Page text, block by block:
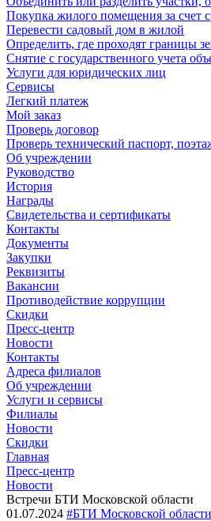
Покупка жилого помещения за счет
Перевести садовый дом в жилой
Определить, где проходят границы
Снятие с государственного учета
Услуги для юридических лиц
Сервисы
Легкий платеж
Мой заказ
Проверь договор
Проверь технический паспорт,
Об учреждении
Руководство
История
Награды
Свидетельства и сертификаты
Контакты
Документы
Закупки
Реквизиты
Вакансии
Противодействие коррупции
Скидки
Пресс-центр
Новости
Контакты
Адреса филиалов
Об учреждении
Услуги и сервисы
Филиалы
Новости
Скидки
Главная
Пресс-центр
Новости
Встречи БТИ Московской области
01.07.2024 #БТИ Московской